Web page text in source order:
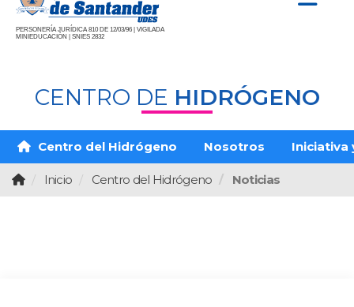
PERSONERÍA JURÍDICA 810 DE 12/03/96 | VIGILADA
MINIEDUCACIÓN | SNIES 2832
CENTRO DE HIDRÓGENO
Centro del Hidrógeno Nosotros Iniciativa
Inicio Centro del Hidrógeno Noticias